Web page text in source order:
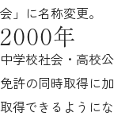
会」に名称変更。
2000年
中学校社会・高校
免許の同時取得に
取得できるように